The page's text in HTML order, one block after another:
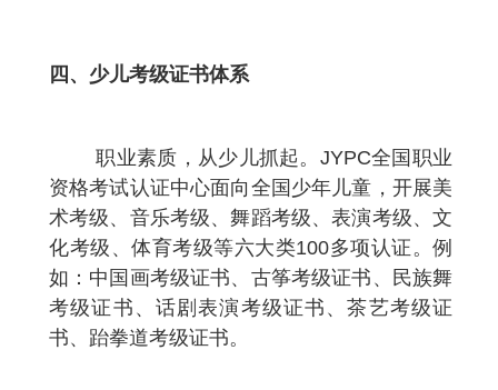
四、 少儿考级证书体系
职业素质，从少儿抓起。 JYPC全国职业
资格考试认证中心面向全国少年儿童，开展美
术考级、音乐考级、舞蹈考级、表演考级、文
化考级、体育考级等六大类100多项认证。例
如：中国画考级证书、古筝考级证书、民族舞
考级证书、话剧表演考级证书、茶艺考级证
书、跆拳道考级证书。